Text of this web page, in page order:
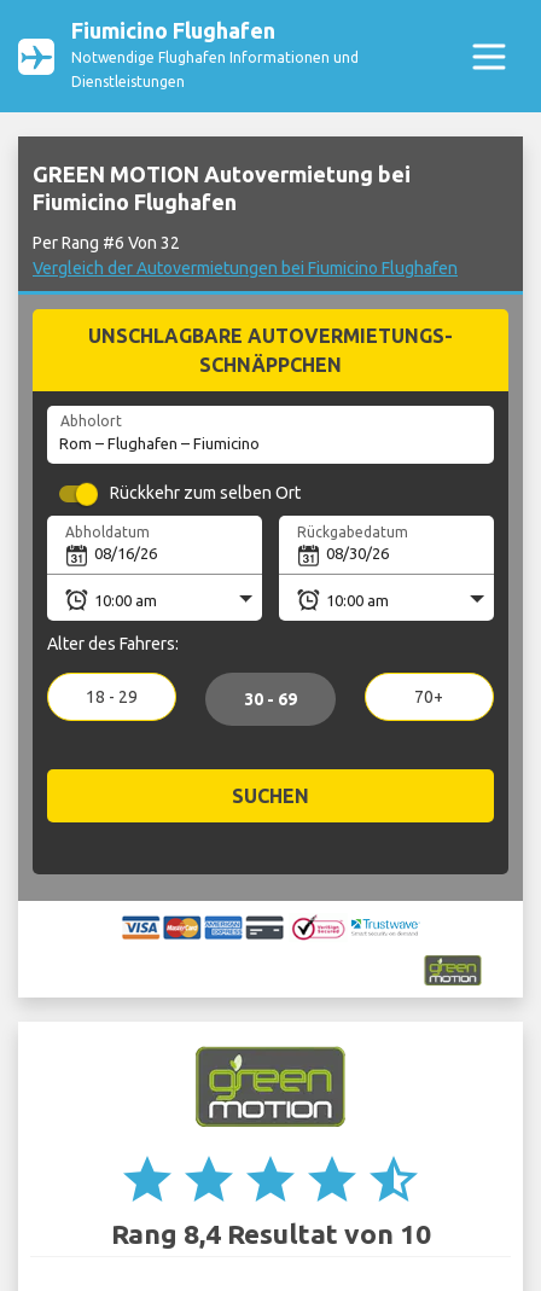
Fiumicino Flughafen
Notwendige Flughafen Informationen und
Dienstleistungen
GREEN MOTION Autovermietung bei
Fiumicino Flughafen
Per Rang #6 Von 32
Vergleich der Autovermietungen bei Fiumicino Flughafen
UNSCHLAGBARE AUTOVERMIETUNGS-
SCHNÄPPCHEN
Abholort
Rückkehr zum selben Ort
Abholdatum Rückgabedatum
Alter des Fahrers:
18 - 29 30 - 69 70+
SUCHEN
star star star star star_half
Rang 8,4 Resultat von 10